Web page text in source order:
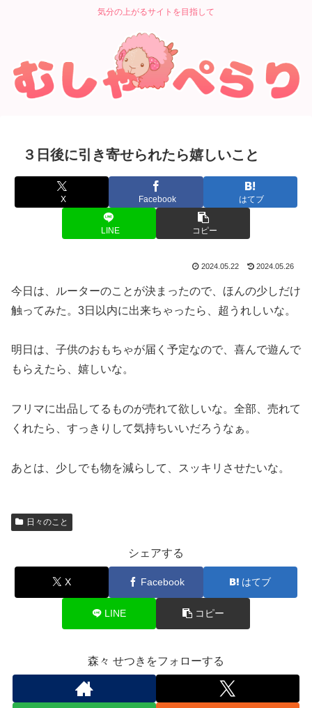
気分の上がるサイトを目指して
３日後に引き寄せられたら嬉しいこと
X Facebook はてブ
LINE コピー
2024.05.22 2024.05.26
今日は、ルーターのことが決まったので、ほんの少しだけ
触ってみた。3日以内に出来ちゃったら、超うれしいな。
明日は、子供のおもちゃが届く予定なので、喜んで遊んで
もらえたら、嬉しいな。
フリマに出品してるものが売れて欲しいな。全部、売れて
くれたら、すっきりして気持ちいいだろうなぁ。
あとは、少しでも物を減らして、スッキリさせたいな。
日々のこと
シェアする
X Facebook はてブ
LINE コピー
森々 せつきをフォローする